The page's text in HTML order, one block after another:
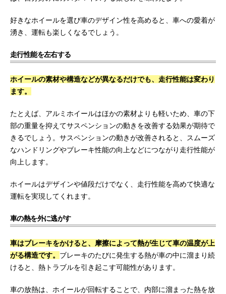
好きなホイールを選び車のデザイン性を高めると、車への愛着が
湧き、運転も楽しくなるでしょう。
走行性能を左右する
ホイールの素材や構造などが異なるだけでも、走行性能は変わり
ます。
たとえば、アルミホイールはほかの素材よりも軽いため、車の下
部の重量を抑えてサスペンションの動きを改善する効果が期待で
きるでしょう。サスペンションの動きが改善されると、スムーズ
なハンドリングやブレーキ性能の向上などにつながり走行性能が
向上します。
ホイールはデザインや値段だけでなく、走行性能を高めて快適な
運転を実現してくれます。
車の熱を外に逃がす
車はブレーキをかけると、摩擦によって熱が生じて車の温度が上
がる構造です。 ブレーキのたびに発生する熱が車の中に溜まり続
けると、熱トラブルを引き起こす可能性があります。
車の放熱は、ホイールが回転することで、内部に溜まった熱を放